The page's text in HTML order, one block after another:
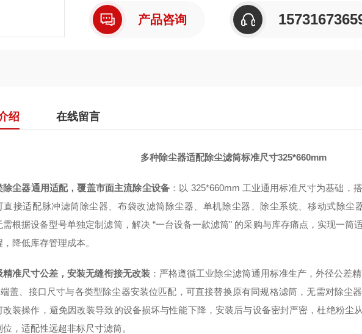
产品咨询
绍 在线留言
多种除尘器适配除尘滤筒标准尺寸325*660mm
除尘器通用适配，覆盖市面主流除尘设备 ：以 325*660mm 工业通用标准尺寸为基础，
直接适配脉冲滤筒除尘器、布袋改滤筒除尘器、单机除尘器、除尘系统、移动式除尘
需根据设备型号单独定制滤筒，解决 “一台设备一款滤筒" 的采购与库存痛点，实现一筒
降低库存管理成本。
精准尺寸公差，安装无缝衔接无改装：严格遵循工业除尘滤筒通用标准生产，外径公差
盖、接口尺寸与各类型除尘器安装位匹配，可直接替换原有同规格滤筒，无需对除尘
改装操作，避免因改装导致的设备损坏与性能下降，安装后与设备密封严密，杜绝粉尘
，适配性远超非标尺寸滤筒。